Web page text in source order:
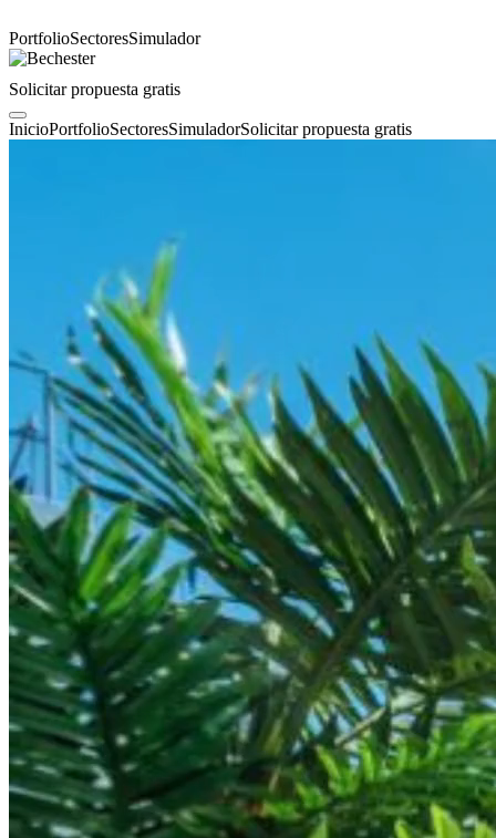
PortfolioSectoresSimulador
Solicitar propuesta gratis
InicioPortfolioSectoresSimuladorSolicitar propuesta gratis